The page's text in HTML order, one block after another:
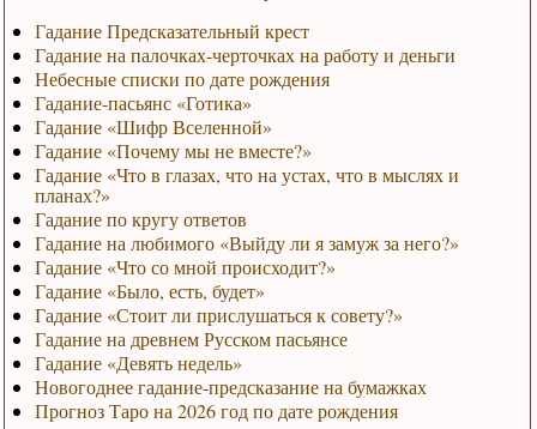
Гадание Предсказательный крест
Гадание на палочках-черточках на работу и деньги
Небесные списки по дате рождения
Гадание-пасьянс «Готика»
Гадание «Шифр Вселенной»
Гадание «Почему мы не вместе?»
Гадание «Что в глазах, что на устах, что в мыслях и
планах?»
Гадание по кругу ответов
Гадание на любимого «Выйду ли я замуж за него?»
Гадание «Что со мной происходит?»
Гадание «Было, есть, будет»
Гадание «Стоит ли прислушаться к совету?»
Гадание на древнем Русском пасьянсе
Гадание «Девять недель»
Новогоднее гадание-предсказание на бумажках
Прогноз Таро на 2026 год по дате рождения